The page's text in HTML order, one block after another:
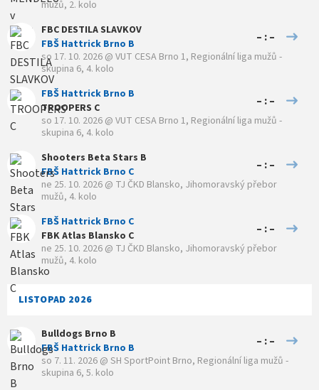
mužů, 2. kolo
FBC DESTILA SLAVKOV
FBŠ Hattrick Brno B
– : –
so 17. 10. 2026 @ VUT CESA Brno 1, Regionální liga mužů -
skupina 6, 4. kolo
FBŠ Hattrick Brno B
TROOPERS C
– : –
so 17. 10. 2026 @ VUT CESA Brno 1, Regionální liga mužů -
skupina 6, 4. kolo
Shooters Beta Stars B
FBŠ Hattrick Brno C
– : –
ne 25. 10. 2026 @ TJ ČKD Blansko, Jihomoravský přebor
mužů, 4. kolo
FBŠ Hattrick Brno C
FBK Atlas Blansko C
– : –
ne 25. 10. 2026 @ TJ ČKD Blansko, Jihomoravský přebor
mužů, 4. kolo
LISTOPAD 2026
Bulldogs Brno B
FBŠ Hattrick Brno B
– : –
so 7. 11. 2026 @ SH SportPoint Brno, Regionální liga mužů -
skupina 6, 5. kolo